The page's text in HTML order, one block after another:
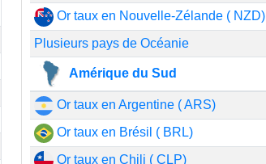
Or taux en Nouvelle-Zélande ( NZD)
Plusieurs pays de Océanie
Amérique du Sud
Or taux en Argentine ( ARS)
Or taux en Brésil ( BRL)
Or taux en Chili ( CLP)